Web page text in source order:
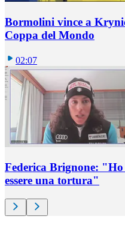
Bormolini vince a
Coppa del Mondo
02:07
Federica Brignone:
essere una tortura"